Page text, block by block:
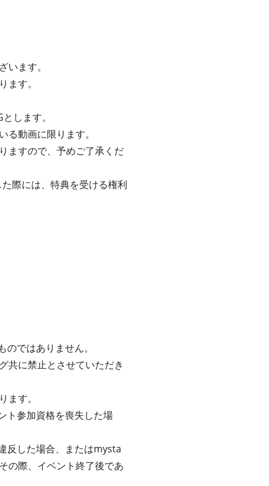
ます。
す。
します。
動画に限ります。
ますので、予めご了承くだ
際には、特典を受ける権利
ではありません。
共に禁止とさせていただき
す。
ト参加資格を喪失した場
反した場合、またはmysta
の際、イベント終了後であ